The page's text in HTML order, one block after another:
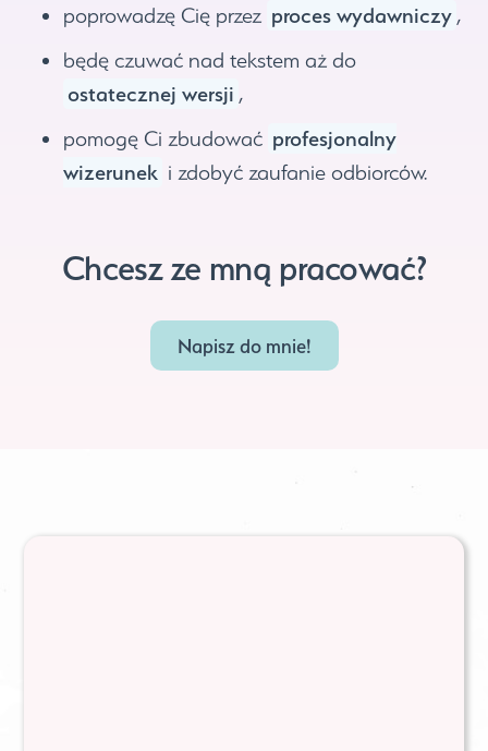
poprowadzę Cię przez proces wydawniczy ,
będę czuwać nad tekstem aż do
ostatecznej wersji ,
pomogę Ci zbudować profesjonalny
wizerunek i zdobyć zaufanie odbiorców.
Chcesz ze mną pracować?
Napisz do mnie!